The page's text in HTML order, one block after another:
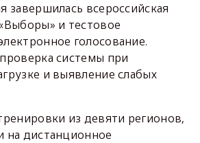
завершилась всероссийская
и тестовое
голосование.
системы при
и выявление слабых
из девяти регионов,
на дистанционное